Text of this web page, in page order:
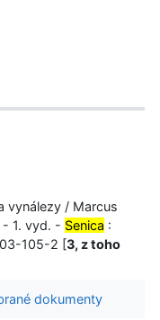
vynálezy / Marcus
- 1. vyd. - Senica :
105-2 [3, z toho
dokumenty